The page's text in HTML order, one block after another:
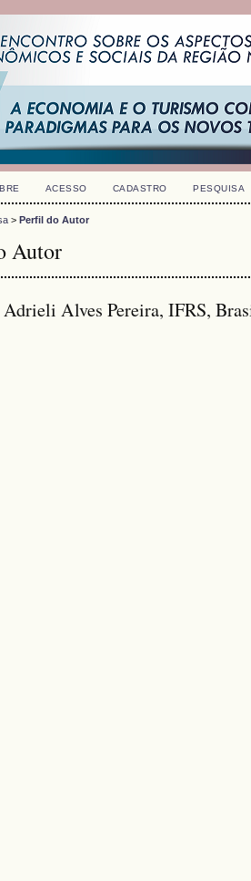
ACESSO CADASTRO PESQUISA
> Perfil do Autor
Autor
Alves Pereira, IFRS,